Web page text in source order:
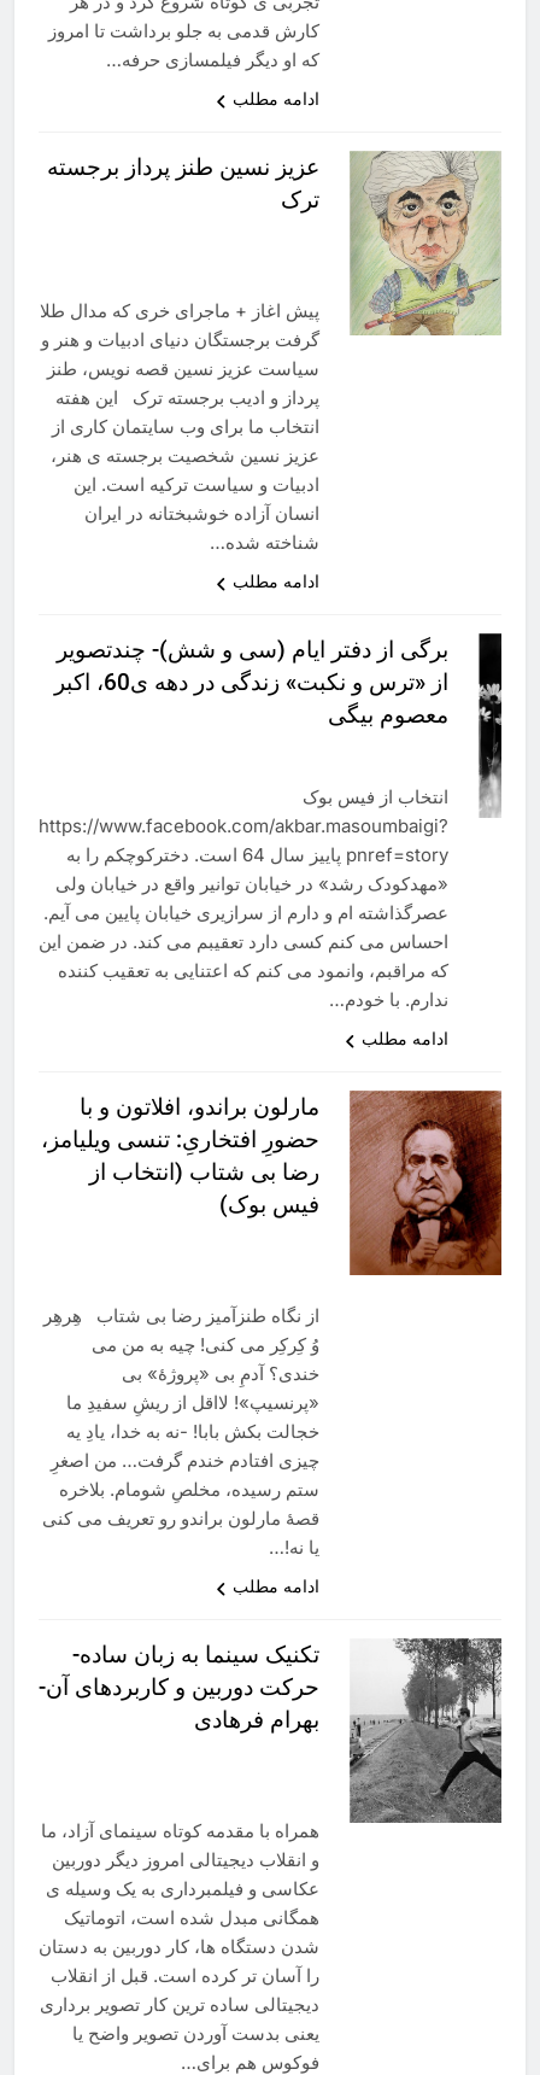
کارش قدمی به جلو برداشت تا امروز
که او دیگر فیلمسازی حرفه…
ادامه مطلب
عزیز نسین طنز پرداز برجسته
ترک
پیش اغاز + ماجرای خری که مدال طلا
گرفت برجستگان دنیای ادبیات و هنر و
سیاست عزیز نسین قصه نویس، طنز
پرداز و ادیب برجسته ترک این هفته
انتخاب ما برای وب سایتمان کاری از
عزیز نسین شخصیت برجسته ی هنر،
ادبیات و سیاست ترکیه است. این
انسان آزاده خوشبختانه در ایران
شناخته شده…
ادامه مطلب
برگی از دفتر ایام (سی و شش)- چندتصویر
از «ترس و نکبت» زندگی در دهه ی60، اکبر
معصوم بیگی
انتخاب از فیس بوک
https://www.facebook.com/akbar.masoumbaigi?
pnref=story پاییز سال 64 است. دخترکوچکم را به
«مهدکودک رشد» در خیابان توانیر واقع در خیابان ولی
عصرگذاشته ام و دارم از سرازیری خیابان پایین می آیم.
احساس می کنم کسی دارد تعقیبم می کند. در ضمن این
که مراقبم، وانمود می کنم که اعتنایی به تعقیب کننده
ندارم. با خودم…
ادامه مطلب
مارلون براندو، افلاتون و با
حضورِ افتخاریِ: تنسی ویلیامز،
رضا بی شتاب (انتخاب از
فیس بوک)
از نگاه طنزآمیز رضا بی شتاب هِرهِر
وُ کِرکِر می کنی! چیه به من می
خندی؟ آدمِ بی «پروژۀ» بی
«پرنسیپ»! لااقل از ریشِ سفیدِ ما
خجالت بکش بابا! -نه به خدا، یادِ یه
چیزی افتادم خندم گرفت… من اصغرِ
ستم رسیده، مخلصِ شومام. بلاخره
قصۀ مارلون براندو رو تعریف می کنی
یا نه!…
ادامه مطلب
تکنیک سینما به زبان ساده-
حرکت دوربین و کاربردهای آن-
بهرام فرهادی
همراه با مقدمه کوتاه سینمای آزاد، ما
و انقلاب دیجیتالی امروز دیگر دوربین
عکاسی و فیلمبرداری به یک وسیله ی
همگانی مبدل شده است، اتوماتیک
شدن دستگاه ها، کار دوربین به دستان
را آسان تر کرده است. قبل از انقلاب
دیجیتالی ساده ترین کار تصویر برداری
یعنی بدست آوردن تصویر واضح یا
فوکوس هم برای…